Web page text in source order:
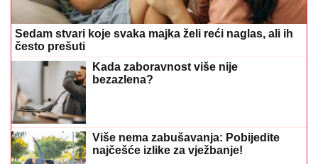
Sedam stvari koje svaka majka želi reći naglas, ali ih
često prešuti
Kada zaboravnost više nije
bezazlena?
Više nema zabušavanja: Pobijedite
najčešće izlike za vježbanje!